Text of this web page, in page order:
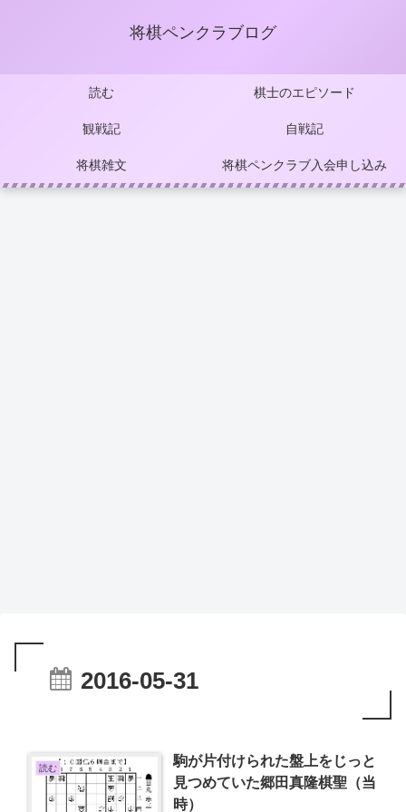
将棋ペンクラブログ
読む 棋士のエピソード
観戦記 自戦記
将棋雑文 将棋ペンクラブ入会申し込み
2016-05-31
読む
駒が片付けられた盤上をじっと
見つめていた郷田真隆棋聖（当
時）